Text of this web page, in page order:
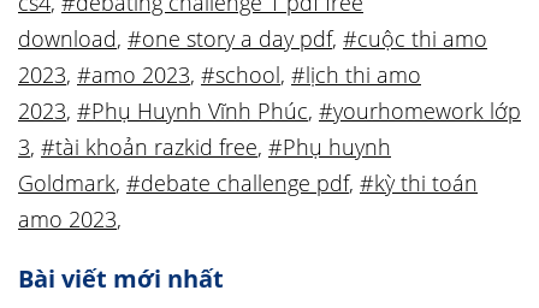
download, #one story a day pdf, #cuộc thi amo
2023, #amo 2023, #school, #lịch thi amo
2023, #Phụ Huynh Vĩnh Phúc, #yourhomework lớp
3, #tài khoản razkid free, #Phụ huynh
Goldmark, #debate challenge pdf, #kỳ thi toán
amo 2023,
Bài viết mới nhất